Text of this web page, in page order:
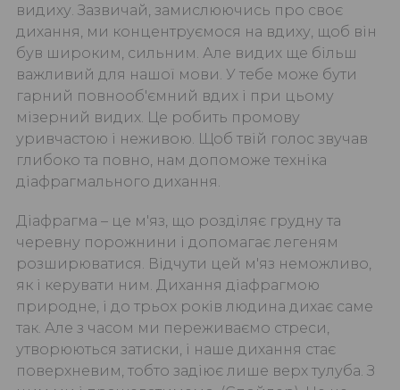
видиху. Зазвичай, замислюючись про своє
дихання, ми концентруємося на вдиху, щоб він
був широким, сильним. Але видих ще більш
важливий для нашої мови. У тебе може бути
гарний повнооб'ємний вдих і при цьому
мізерний видих. Це робить промову
уривчастою і неживою. Щоб твій голос звучав
глибоко та повно, нам допоможе техніка
діафрагмального дихання.
Діафрагма – це м'яз, що розділяє грудну та
черевну порожнини і допомагає легеням
розширюватися. Відчути цей м'яз неможливо,
як і керувати ним. Дихання діафрагмою
природне, і до трьох років людина дихає саме
так. Але з часом ми переживаємо стреси,
утворюються затиски, і наше дихання стає
поверхневим, тобто задіює лише верх тулуба. З